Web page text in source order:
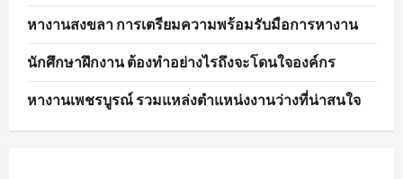
หางานสงขลา การเตรียมความพร้อมรับมือการหางาน
นักศึกษาฝึกงาน ต้องทำอย่างไรถึงจะโดนใจองค์กร
หางานเพชรบูรณ์ รวมแหล่งตำแหน่งงานว่างที่น่าสนใจ